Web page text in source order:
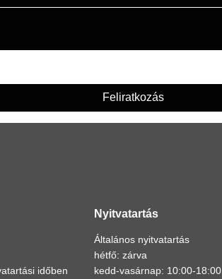
Feliratkozás
időben
Nyitvatartás
Általános nyitvatartás
hétfő: zárva
kedd-vasárnap: 10:00-18:00